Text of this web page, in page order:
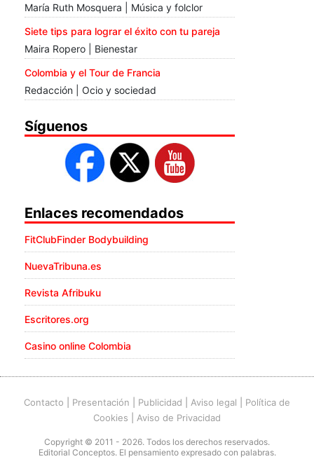
María Ruth Mosquera | Música y folclor
Siete tips para lograr el éxito con tu pareja
Maira Ropero | Bienestar
Colombia y el Tour de Francia
Redacción | Ocio y sociedad
Síguenos
Enlaces recomendados
FitClubFinder Bodybuilding
NuevaTribuna.es
Revista Afribuku
Escritores.org
Casino online Colombia
Contacto Presentación Publicidad Aviso legal
Política de
Cookies
Aviso de Privacidad
Copyright © 2011 - 2026. Todos los derechos reservados.
Editorial Conceptos. El pensamiento expresado con palabras.